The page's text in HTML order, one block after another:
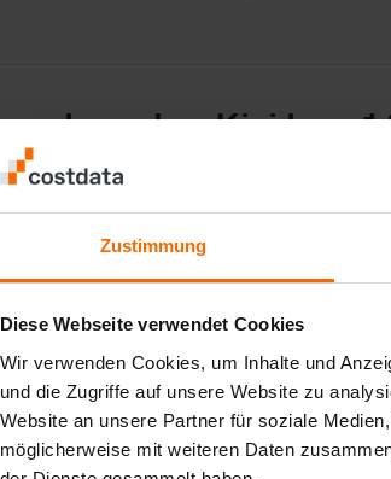
Zustimmung
Diese Webseite verwendet Cookies
Wir verwenden Cookies, um Inhalte und
und die Zugriffe auf unsere Website zu
Website an unsere Partner für soziale
möglicherweise mit weiteren Daten
Kişi başı
PCBA ve PCB ⚠️
atölye çalışmaları